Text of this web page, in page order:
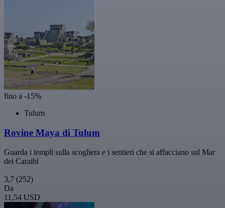
fino a -15%
Tulum
Rovine Maya di Tulum
Guarda i templi sulla scogliera e i sentieri che si affacciano sul Mar
dei Caraibi
3,7 (252)
Da
11,54 USD